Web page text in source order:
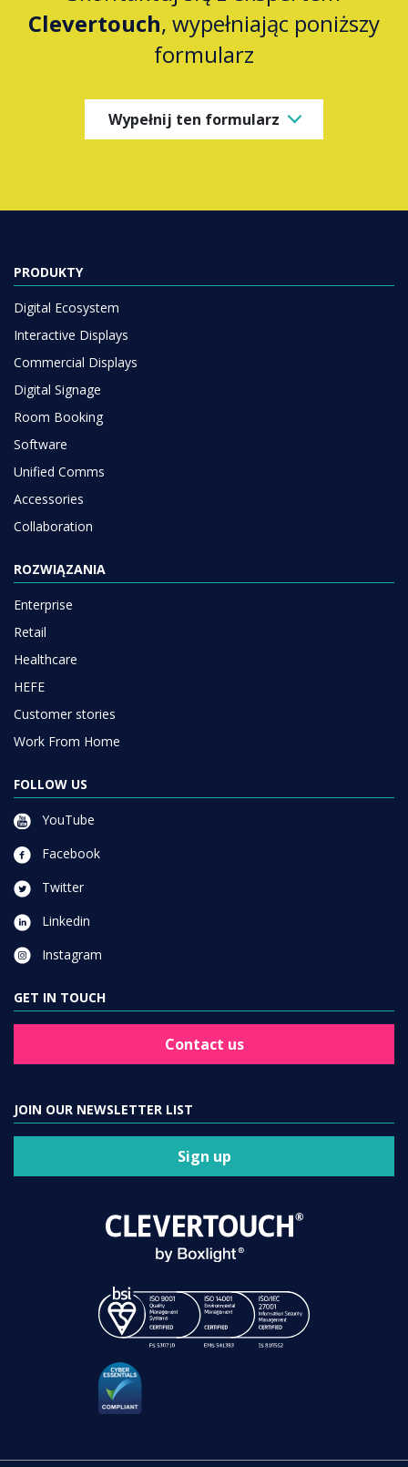
Clevertouch, wypełniając poniższy
formularz
Wypełnij ten formularz
PRODUKTY
Digital Ecosystem
Interactive Displays
Commercial Displays
Digital Signage
Room Booking
Software
Unified Comms
Accessories
Collaboration
ROZWIĄZANIA
Enterprise
Retail
Healthcare
HEFE
Customer stories
Work From Home
FOLLOW US
YouTube
Facebook
Twitter
Linkedin
Instagram
GET IN TOUCH
Contact us
JOIN OUR NEWSLETTER LIST
Sign up